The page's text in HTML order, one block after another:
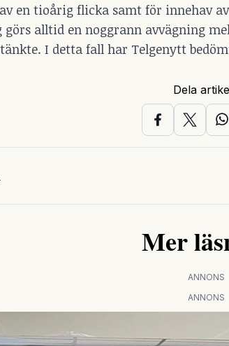
en tioårig flicka samt för innehav
alltid en noggrann avvägning
I detta fall har Telgenytt
Dela
Mer
ANNONS
ANNONS